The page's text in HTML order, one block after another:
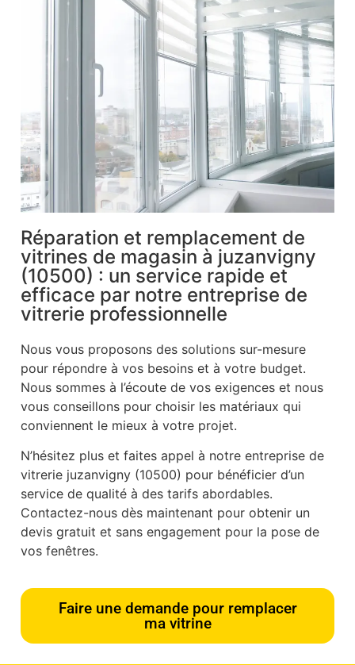
Réparation et remplacement de
vitrines de magasin à juzanvigny
(10500) : un service rapide et
efficace par notre entreprise de
vitrerie professionnelle
Nous vous proposons des solutions sur-mesure
pour répondre à vos besoins et à votre budget.
Nous sommes à l’écoute de vos exigences et nous
vous conseillons pour choisir les matériaux qui
conviennent le mieux à votre projet.
N’hésitez plus et faites appel à notre entreprise de
vitrerie juzanvigny (10500) pour bénéficier d’un
service de qualité à des tarifs abordables.
Contactez-nous dès maintenant pour obtenir un
devis gratuit et sans engagement pour la pose de
vos fenêtres.
Faire une demande pour remplacer
ma vitrine